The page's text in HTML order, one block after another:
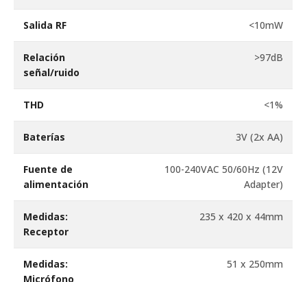
Salida RF <10mW
Relación
señal/ruido
>97dB
THD <1%
Baterías 3V (2x AA)
Fuente de
alimentación
100-240VAC 50/60Hz (12V
Adapter)
Medidas:
Receptor
235 x 420 x 44mm
Medidas:
Micrófono
51 x 250mm